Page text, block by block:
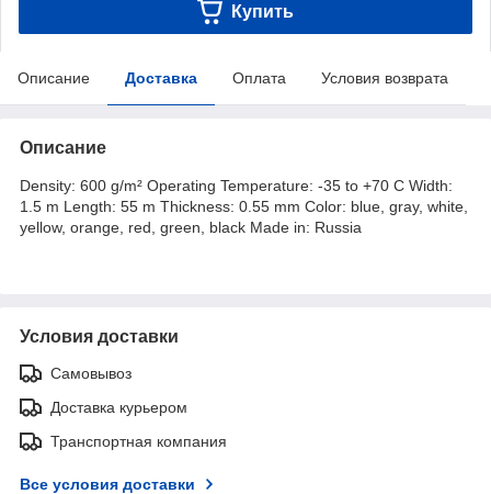
Купить
Описание Доставка Оплата Условия возврата
Описание
Density: 600 g/m² Operating Temperature: -35 to +70 C Width:
1.5 m Length: 55 m Thickness: 0.55 mm Color: blue, gray, white,
yellow, orange, red, green, black Made in: Russia
Условия доставки
Самовывоз
Доставка курьером
Транспортная компания
Все условия доставки